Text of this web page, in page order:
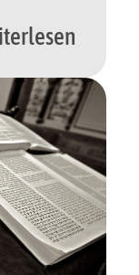
Appell,